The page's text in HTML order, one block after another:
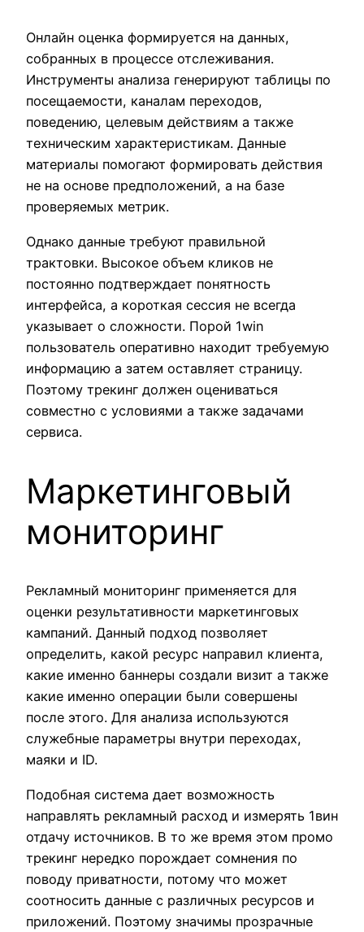
Онлайн оценка формируется на данных,
собранных в процессе отслеживания.
Инструменты анализа генерируют таблицы по
посещаемости, каналам переходов,
поведению, целевым действиям а также
техническим характеристикам. Данные
материалы помогают формировать действия
не на основе предположений, а на базе
проверяемых метрик.
Однако данные требуют правильной
трактовки. Высокое объем кликов не
постоянно подтверждает понятность
интерфейса, а короткая сессия не всегда
указывает о сложности. Порой 1win
пользователь оперативно находит требуемую
информацию а затем оставляет страницу.
Поэтому трекинг должен оцениваться
совместно с условиями а также задачами
сервиса.
Маркетинговый
мониторинг
Рекламный мониторинг применяется для
оценки результативности маркетинговых
кампаний. Данный подход позволяет
определить, какой ресурс направил клиента,
какие именно баннеры создали визит а также
какие именно операции были совершены
после этого. Для анализа используются
служебные параметры внутри переходах,
маяки и ID.
Подобная система дает возможность
направлять рекламный расход и измерять 1вин
отдачу источников. В то же время этом промо
трекинг нередко порождает сомнения по
поводу приватности, потому что может
соотносить данные с различных ресурсов и
приложений. Поэтому значимы прозрачные